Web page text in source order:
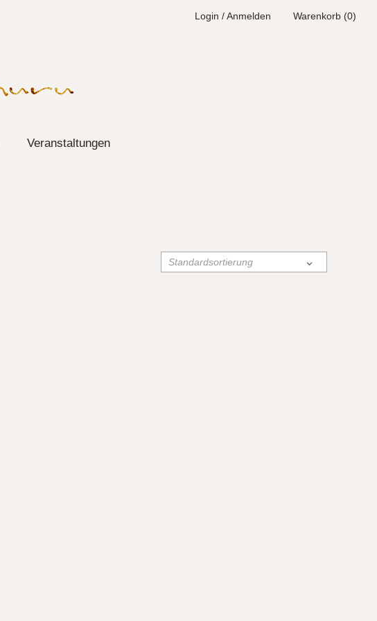
Login / Anmelden Warenkorb (0)
Veranstaltungen